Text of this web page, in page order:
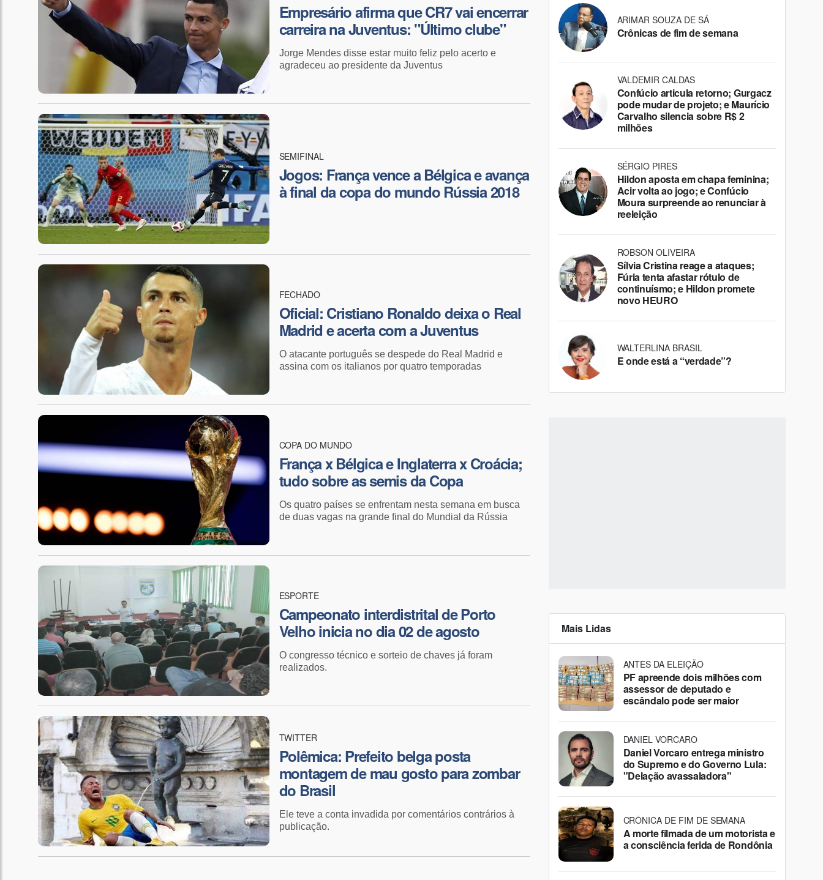
Empresário afirma que CR7 vai encerrar
carreira na Juventus: "Último clube"
Jorge Mendes disse estar muito feliz pelo acerto e
agradeceu ao presidente da Juventus
SEMIFINAL
​Jogos: França vence a Bélgica e avança
à final da copa do mundo Rússia 2018
FECHADO
Oficial: Cristiano Ronaldo deixa o Real
Madrid e acerta com a Juventus
O atacante português se despede do Real Madrid e
assina com os italianos por quatro temporadas
COPA DO MUNDO
França x Bélgica e Inglaterra x Croácia;
tudo sobre as semis da Copa
Os quatro países se enfrentam nesta semana em busca
de duas vagas na grande final do Mundial da Rússia
ESPORTE
Campeonato interdistrital de Porto
Velho inicia no dia 02 de agosto
O congresso técnico e sorteio de chaves já foram
realizados.
TWITTER
Polêmica: ​Prefeito belga posta
montagem de mau gosto para zombar
do Brasil
Ele teve a conta invadida por comentários contrários à
publicação.
ARIMAR SOUZA DE SÁ
Crônicas de fim de semana
VALDEMIR CALDAS
Confúcio articula retorno; Gurgacz
pode mudar de projeto; e Maurício
Carvalho silencia sobre R$ 2
milhões
SÉRGIO PIRES
Hildon aposta em chapa feminina;
Acir volta ao jogo; e Confúcio
Moura surpreende ao renunciar à
reeleição
ROBSON OLIVEIRA
Sílvia Cristina reage a ataques;
Fúria tenta afastar rótulo de
continuísmo; e Hildon promete
novo HEURO
WALTERLINA BRASIL
E onde está a “verdade”?
Mais Lidas
ANTES DA ELEIÇÃO
PF apreende dois milhões com
assessor de deputado e
escândalo pode ser maior
DANIEL VORCARO
Daniel Vorcaro entrega ministro
do Supremo e do Governo Lula:
"Delação avassaladora"
CRÔNICA DE FIM DE SEMANA
A morte filmada de um motorista e
a consciência ferida de Rondônia